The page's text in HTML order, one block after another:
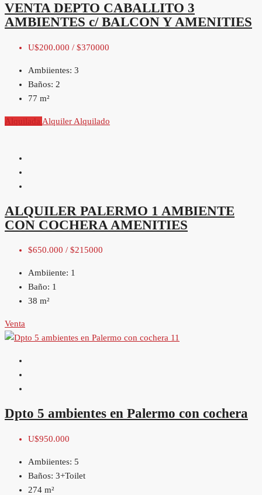
VENTA DEPTO CABALLITO 3
AMBIENTES c/ BALCON Y AMENITIES
U$200.000 / $370000
Ambiientes: 3
Baños: 2
77 m²
Alquilada Alquiler Alquilado
ALQUILER PALERMO 1 AMBIENTE
CON COCHERA AMENITIES
$650.000 / $215000
Ambiiente: 1
Baño: 1
38 m²
Venta
Dpto 5 ambientes en Palermo con cochera
U$950.000
Ambiientes: 5
Baños: 3+Toilet
274 m²